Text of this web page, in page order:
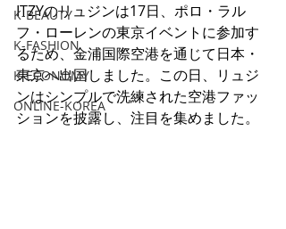
K-BEAUTY
K-FASHION
K-ECONOMY
ONLINE-KOREA
ITZYのリュジンは17日、ポロ・ラル
フ・ローレンの東京イベントに参加す
るため、金浦国際空港を通じて日本・
東京へ出国しました。この日、リュジ
ンはシンプルで洗練された空港ファッ
ションを披露し、注目を集めました。